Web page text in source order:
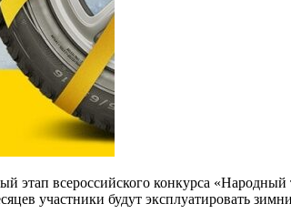
всероссийского конкурса
участники будут эксплуатировать